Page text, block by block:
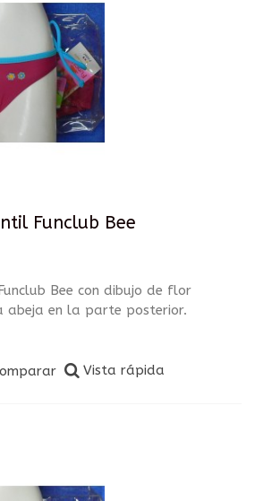
Funclub Bee
Bee con dibujo de flor
abeja en la parte posterior.
Vista rápida